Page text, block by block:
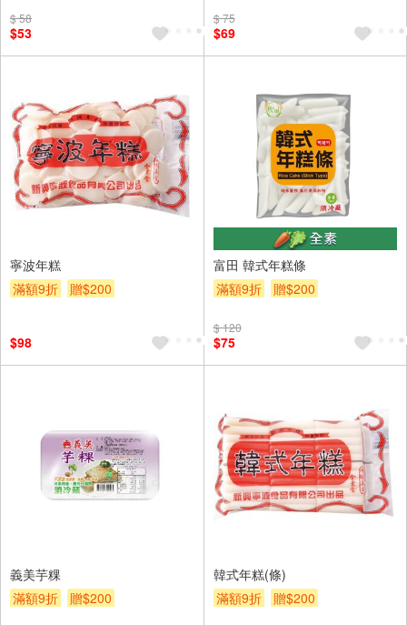
$ 58
$53
$ 75
$69
寧波年糕
滿額9折
贈$200
$98
富田 韓式年糕條
滿額9折
贈$200
$ 120
$75
義美芋粿
滿額9折
贈$200
韓式年糕(條)
滿額9折
贈$200